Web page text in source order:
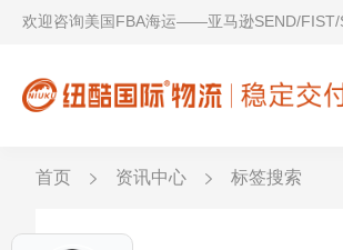
欢迎咨询美国FBA海运——亚马逊SEND/FIST/
首页 资讯中心 标签搜索